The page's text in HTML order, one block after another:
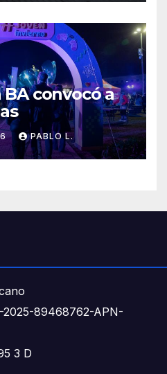
convocó a
PABLO L.
2025-89468762-APN-
3 D